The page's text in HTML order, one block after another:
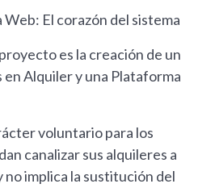
El corazón del sistema
es la creación de un
Alquiler y una Plataforma
voluntario para los
canalizar sus alquileres a
implica la sustitución del